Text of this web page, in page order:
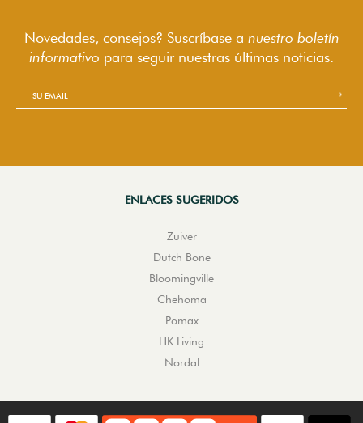
Novedades, consejos? Suscríbase a nuestro boletín
informativo para seguir nuestras últimas noticias.
ENLACES SUGERIDOS
Zuiver
Dutch Bone
Bloomingville
Chehoma
Pomax
HK Living
Nordal